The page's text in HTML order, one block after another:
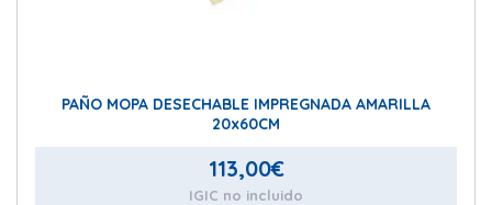
PAÑO MOPA DESECHABLE IMPREGNADA AMARILLA
20x60CM
113,00€
IGIC no incluido